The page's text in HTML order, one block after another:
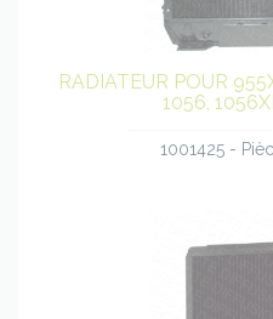
RADIATEUR POUR
1056,
1001425 -